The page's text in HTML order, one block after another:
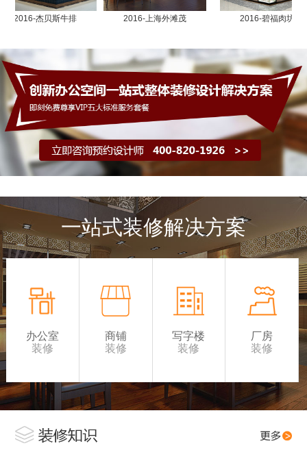
2016-杰贝斯牛排 2016-上海外滩茂 2016-碧福肉坊南
一站式装修解决方案
办公室
装修
商铺
装修
写字楼
装修
厂房
装修